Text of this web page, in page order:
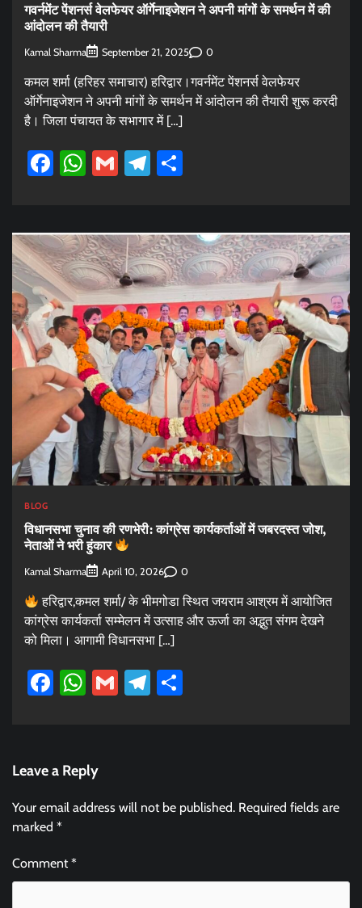
गवर्नमेंट पेंशनर्स वेलफेयर ऑर्गेनाइजेशन ने अपनी मांगों के समर्थन में की
आंदोलन की तैयारी
Kamal Sharma September 21, 2025 0
कमल शर्मा (हरिहर समाचार) हरिद्वार।गवर्नमेंट पेंशनर्स वेलफेयर
ऑर्गेनाइजेशन ने अपनी मांगों के समर्थन में आंदोलन की तैयारी शुरू करदी
है। जिला पंचायत के सभागार में […]
Facebook
WhatsApp
GmailTelegram
BLOG
विधानसभा चुनाव की रणभेरी: कांग्रेस कार्यकर्ताओं में जबरदस्त जोश,
नेताओं ने भरी हुंकार
Kamal Sharma April 10, 2026 0
हरिद्वार,कमल शर्मा/ के भीमगोडा स्थित जयराम आश्रम में आयोजित
कांग्रेस कार्यकर्ता सम्मेलन में उत्साह और ऊर्जा का अद्भुत संगम देखने
को मिला। आगामी विधानसभा […]
Facebook
WhatsApp
GmailTelegram
Leave a Reply
Your email address will not be published. Required fields are
marked *
Comment*